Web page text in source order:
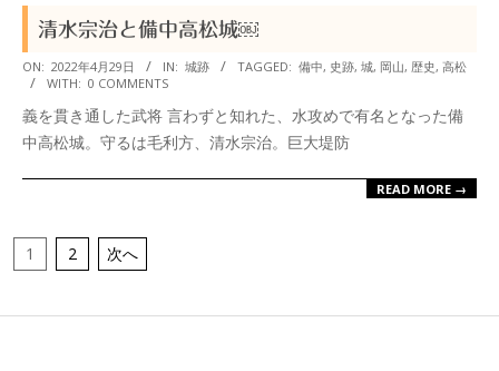
清水宗治と備中高松城￼
2022-
04-
29
ON: 2022年4月29日 IN: 城跡 TAGGED: 備中, 史跡, 城, 岡山, 歴史, 高松
WITH: 0 COMMENTS
義を貫き通した武将 言わずと知れた、水攻めで有名となった備
中高松城。守るは毛利方、清水宗治。巨大堤防
READ MORE →
投
の
1 2 次へ